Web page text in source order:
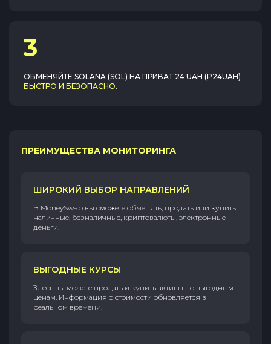
3
ОБМЕНЯЙТЕ SOLANA (SOL) НА ПРИВАТ 24 UAH (P24UAH)
БЫСТРО И БЕЗОПАСНО.
ПРЕИМУЩЕСТВА МОНИТОРИНГА
ШИРОКИЙ ВЫБОР НАПРАВЛЕНИЙ
В MoneySwap вы сможете обменять, продать или купить
наличные, безналичные, криптовалюты, электронные
деньги.
ВЫГОДНЫЕ КУРСЫ
Здесь вы можете продать и купить активы по выгодным
ценам. Информация о стоимости обновляется в
реальном времени.